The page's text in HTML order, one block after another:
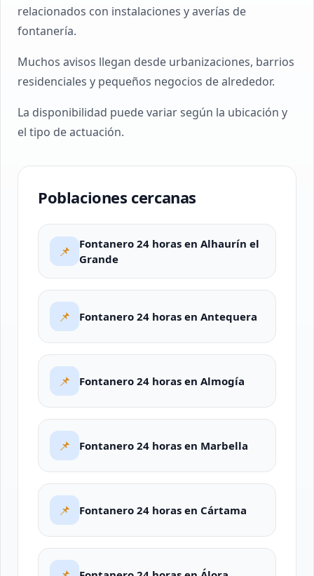
relacionados con instalaciones y averías de
fontanería.
Muchos avisos llegan desde urbanizaciones, barrios
residenciales y pequeños negocios de alrededor.
La disponibilidad puede variar según la ubicación y
el tipo de actuación.
Poblaciones cercanas
📌
Fontanero 24 horas en Alhaurín el
Grande
📌 Fontanero 24 horas en Antequera
📌 Fontanero 24 horas en Almogía
📌 Fontanero 24 horas en Marbella
📌 Fontanero 24 horas en Cártama